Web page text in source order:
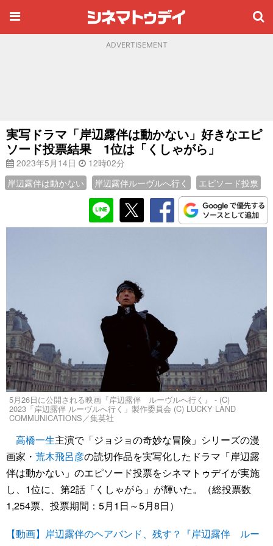
ADVERTISEMENT
実写ドラマ「岸辺露伴は動かない」好きなエピ
ソード投票結果 1位は「くしゃがら」
2023年5月14日
12時02分
岸辺露伴は動かない
岸辺露伴ルーヴルへ行く エピソード投票
5月26日に公開される映画『岸辺露伴 ルーヴルへ行く』 - (C)
2023「岸辺露伴 ルーヴルへ行く」製作委員会 (C) LUCKY LAND
COMMUNICATIONS／集英社
高橋一生主演で「ジョジョの奇妙な冒険」シリーズの漫
画家・ 荒木飛呂彦の読切作品を実写化したドラマ「岸辺露
伴は動かない」のエピソード投票をシネマトゥデイが実施
し、1位に、第2話「くしゃがら」が輝いた。（総投票数
1,254票、投票期間：5月1日～5月8日）
【動画】岸辺露伴のヘアバンド、残す？『岸辺露伴 ルー